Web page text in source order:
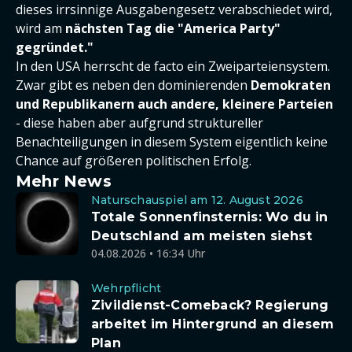
dieses irrsinnige Ausgabengesetz verabschiedet wird,
wird am nächsten Tag die "America Party"
gegründet."
In den USA herrscht de facto ein Zweiparteiensystem.
Zwar gibt es neben den dominierenden Demokraten
und Republikanern auch andere, kleinere Parteien
- diese haben aber aufgrund struktureller
Benachteiligungen in diesem System eigentlich keine
Chance auf größeren politischen Erfolg.
Mehr News
Naturschauspiel am 12. August 2026
Totale Sonnenfinsternis: Wo du in
Deutschland am meisten siehst
04.08.2026 • 16:34 Uhr
Wehrpflicht
Zivildienst-Comeback? Regierung
arbeitet im Hintergrund an diesem
Plan